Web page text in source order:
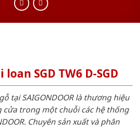
SGD TW6 D-SGD
tại SAIGONDOOR là thương hiệu
cửa trong một chuỗi các hệ thống
Chuyên sản xuất và phân